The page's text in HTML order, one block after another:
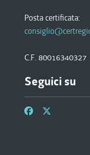
Posta certificata:
C.F. 80016340327
Seguici su